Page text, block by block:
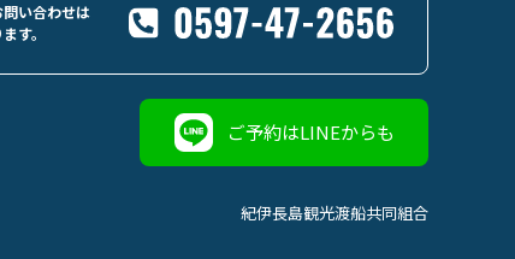
い合わせは
す。
ご予約はLINEからも
紀伊長島観光渡船共同組合